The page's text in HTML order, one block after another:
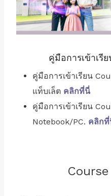
คู่มือการเข้าเรี
คู่มือการเข้าเรียน
แท็บเล็ต คลิกที่นี่
คู่มือการเข้าเรียน
Notebook/PC. คลิก